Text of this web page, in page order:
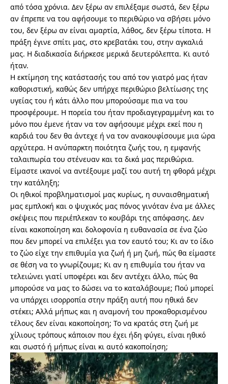
από τόσα χρόνια. Δεν ξέρω αν επιλέξαμε σωστά, δεν ξέρω
αν έπρεπε να του αφήσουμε το περιθώριο να σβήσει μόνο
του, δεν ξέρω αν είναι αμαρτία, λάθος, δεν ξέρω τίποτα. Η
πράξη έγινε σπίτι μας, στο κρεβατάκι του, στην αγκαλιά
μας. Η διαδικασία διήρκεσε μερικά δευτερόλεπτα. Κι αυτό
ήταν.
Η εκτίμηση της κατάστασής του από τον γιατρό μας ήταν
καθοριστική, καθώς δεν υπήρχε περιθώριο βελτίωσης της
υγείας του ή κάτι άλλο που μπορούσαμε πια να του
προσφέρουμε. Η πορεία του ήταν προδιαγεγραμμένη και το
μόνο που έμενε ήταν να τον αφήσουμε μέχρι εκεί που η
καρδιά του δεν θα άντεχε ή να τον ανακουφίσουμε μια ώρα
αρχύτερα. Η ανύπαρκτη ποιότητα ζωής του, η εμφανής
ταλαιπωρία του στένευαν και τα δικά μας περιθώρια.
Είμαστε ικανοί να αντέξουμε μαζί του αυτή τη φθορά μέχρι
την κατάληξη;
Οι ηθικοί προβληματισμοί μας κυρίως, η συναισθηματική
μας εμπλοκή και ο ψυχικός μας πόνος γινόταν ένα με άλλες
σκέψεις που περιέπλεκαν το κουβάρι της απόφασης. Δεν
είναι κακοποίηση και δολοφονία η ευθανασία σε ένα ζώο
που δεν μπορεί να επιλέξει για τον εαυτό του; Κι αν το ίδιο
το ζώο είχε την επιθυμία για ζωή ή μη ζωή, πώς θα είμαστε
σε θέση να το γνωρίζουμε; Κι αν η επιθυμία του ήταν να
τελειώνει γιατί υποφέρει και δεν αντέχει άλλο, πώς θα
μπορούσε να μας το δώσει να το καταλάβουμε; Πού μπορεί
να υπάρχει ισορροπία στην πράξη αυτή που ηθικά δεν
στέκει; Αλλά μήπως και η αναμονή του προκαθορισμένου
τέλους δεν είναι κακοποίηση; Το να κρατάς στη ζωή με
χίλιους τρόπους κάποιον που έχει ήδη φύγει, είναι ηθικό
και σωστό ή μήπως είναι κι αυτό κακοποίηση;